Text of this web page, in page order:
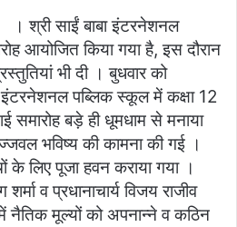
श्री साईं बाबा इंटरनेशनल
आयोजित किया गया है, इस दौरान
भी दी । बुधवार को
इंटरनेशनल पब्लिक स्कूल में कक्षा 12
समारोह बड़े ही धूमधाम से मनाया
भविष्य की कामना की गई ।
के लिए पूजा हवन कराया गया ।
व प्रधानाचार्य विजय राजीव
नैतिक मूल्यों को अपनान्ने व कठिन